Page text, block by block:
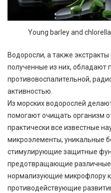
Young barley and
Водоросли, а также
полученные из них, обладают
противовоспалительной,
активностью.
Из морских водорослей
помогают очищать организм
практически все известные
микроэлементы, уникальные
стимулирующие защитные
предотвращающие
нормализующие микрофлору
противодействующие